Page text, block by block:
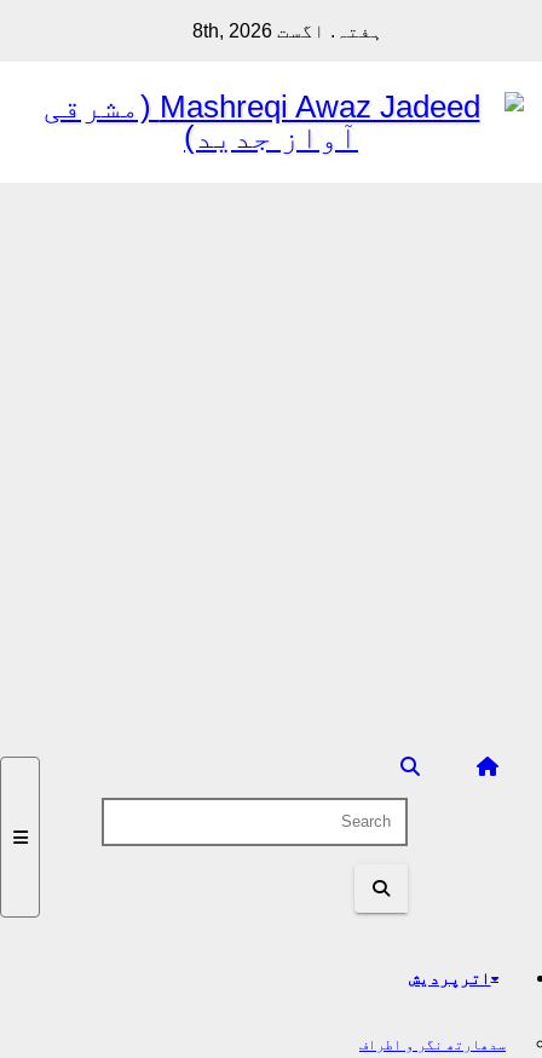
ہفتہ. اگست 8th, 2026
اترپردیش
سدھارتھ نگر و اطراف